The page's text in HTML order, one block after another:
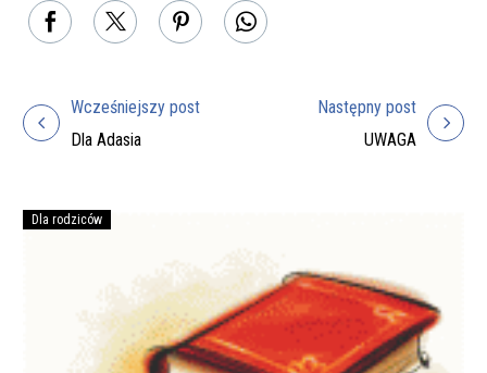
Nawigacja
Wcześniejszy post
Dla Adasia
Następny post
UWAGA
rok
szkolny
do
Dla rodziców